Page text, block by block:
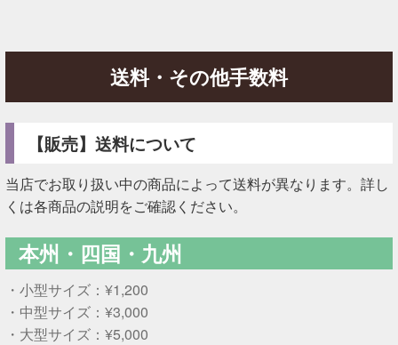
送料・その他手数料
【販売】送料について
当店でお取り扱い中の商品によって送料が異なります。詳し
くは各商品の説明をご確認ください。
本州・四国・九州
・小型サイズ：¥1,200
・中型サイズ：¥3,000
・大型サイズ：¥5,000